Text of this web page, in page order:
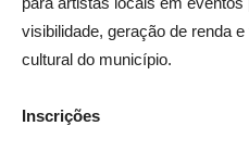
visibilidade, geração de renda
cultural do município.
Inscrições